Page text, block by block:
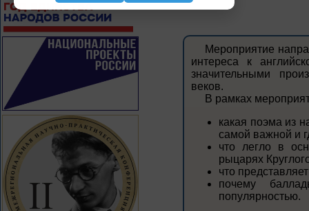
Мероприятие
интереса к
значительными
веков.
В рамках
какая поэма из
самой важной и
что легло в
рыцарях
что
почему
популярностью.